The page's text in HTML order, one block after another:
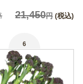
21,450円 (税込)
6